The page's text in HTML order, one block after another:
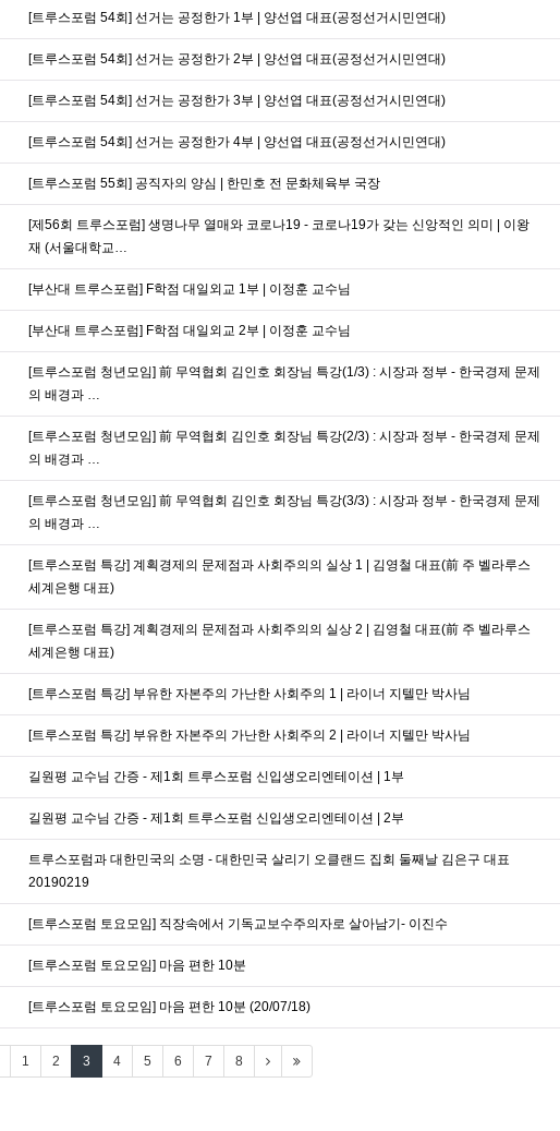
[트루스포럼 54회] 선거는 공정한가 1부 | 양선엽 대표(공정선거시민연대)
[트루스포럼 54회] 선거는 공정한가 2부 | 양선엽 대표(공정선거시민연대)
[트루스포럼 54회] 선거는 공정한가 3부 | 양선엽 대표(공정선거시민연대)
[트루스포럼 54회] 선거는 공정한가 4부 | 양선엽 대표(공정선거시민연대)
[트루스포럼 55회] 공직자의 양심 | 한민호 전 문화체육부 국장
[제56회 트루스포럼] 생명나무 열매와 코로나19 - 코로나19가 갖는 신앙적인 의미 | 이왕
재 (서울대학교…
[부산대 트루스포럼] F학점 대일외교 1부 | 이정훈 교수님
[부산대 트루스포럼] F학점 대일외교 2부 | 이정훈 교수님
[트루스포럼 청년모임] 前 무역협회 김인호 회장님 특강(1/3) : 시장과 정부 - 한국경제 문제
의 배경과 …
[트루스포럼 청년모임] 前 무역협회 김인호 회장님 특강(2/3) : 시장과 정부 - 한국경제 문제
의 배경과 …
[트루스포럼 청년모임] 前 무역협회 김인호 회장님 특강(3/3) : 시장과 정부 - 한국경제 문제
의 배경과 …
[트루스포럼 특강] 계획경제의 문제점과 사회주의의 실상 1 | 김영철 대표(前 주 벨라루스
세계은행 대표)
[트루스포럼 특강] 계획경제의 문제점과 사회주의의 실상 2 | 김영철 대표(前 주 벨라루스
세계은행 대표)
[트루스포럼 특강] 부유한 자본주의 가난한 사회주의 1 | 라이너 지텔만 박사님
[트루스포럼 특강] 부유한 자본주의 가난한 사회주의 2 | 라이너 지텔만 박사님
길원평 교수님 간증 - 제1회 트루스포럼 신입생오리엔테이션 | 1부
길원평 교수님 간증 - 제1회 트루스포럼 신입생오리엔테이션 | 2부
트루스포럼과 대한민국의 소명 - 대한민국 살리기 오클랜드 집회 둘째날 김은구 대표
20190219
[트루스포럼 토요모임] 직장속에서 기독교보수주의자로 살아남기- 이진수
[트루스포럼 토요모임] 마음 편한 10분
[트루스포럼 토요모임] 마음 편한 10분 (20/07/18)
1 2 3 4 5 6 7 8